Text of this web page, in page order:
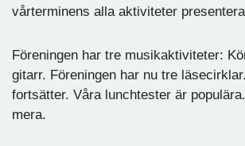
vårterminens alla aktiviteter
Föreningen har tre musikaktiviteter:
gitarr. Föreningen har nu tre
fortsätter. Våra lunchtester är
mera.